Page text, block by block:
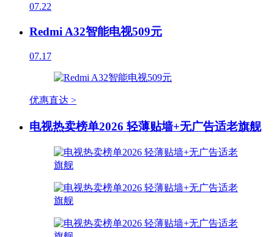
07.22
Redmi A32智能电视509元
07.17
优惠直达 >
电视热卖榜单2026 轻薄贴墙+无广告适老旗舰